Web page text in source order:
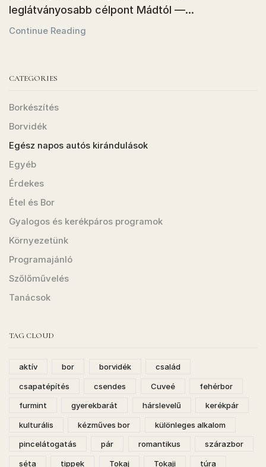
leglátványosabb célpont Mádtól —...
Continue Reading
CATEGORIES
Borkészítés
Borvidék
Egész napos autós kirándulások
Egyéb
Érdekes
Étel és Bor
Gyalogos és kerékpáros programok
Környezetünk
Programajánló
Szőlőművelés
Tanácsok
TAG CLOUD
aktív bor borvidék család
csapatépítés csendes Cuveé fehérbor
furmint gyerekbarát hárslevelű kerékpár
kulturális kézműves bor különleges alkalom
pincelátogatás pár romantikus szárazbor
séta tippek Tokaj Tokaji túra